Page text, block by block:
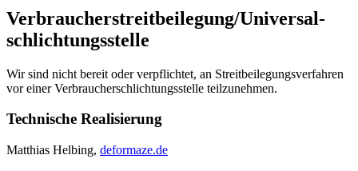
Verbraucher­streit­beilegung/Universal­
schlichtungs­stelle
Wir sind nicht bereit oder verpflichtet, an Streitbeilegungsverfahren
vor einer Verbraucherschlichtungsstelle teilzunehmen.
Technische Realisierung
Matthias Helbing, deformaze.de